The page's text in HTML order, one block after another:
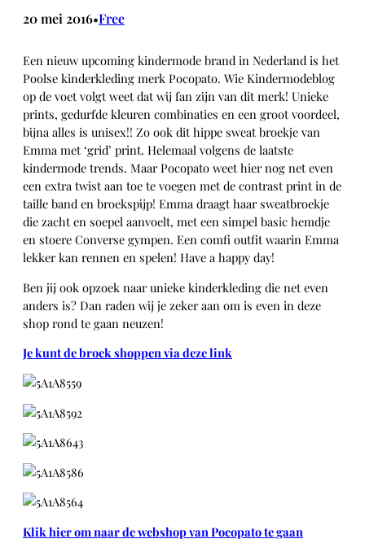
20 mei 2016•Free
Een nieuw upcoming kindermode brand in Nederland is het
Poolse kinderkleding merk Pocopato. Wie Kindermodeblog
op de voet volgt weet dat wij fan zijn van dit merk! Unieke
prints, gedurfde kleuren combinaties en een groot voordeel,
bijna alles is unisex!! Zo ook dit hippe sweat broekje van
Emma met ‘grid’ print. Helemaal volgens de laatste
kindermode trends. Maar Pocopato weet hier nog net even
een extra twist aan toe te voegen met de contrast print in de
taille band en broekspijp! Emma draagt haar sweatbroekje
die zacht en soepel aanvoelt, met een simpel basic hemdje
en stoere Converse gympen. Een comfi outfit waarin Emma
lekker kan rennen en spelen! Have a happy day!
Ben jij ook opzoek naar unieke kinderkleding die net even
anders is? Dan raden wij je zeker aan om is even in deze
shop rond te gaan neuzen!
Je kunt de broek shoppen via deze link
Klik hier om naar de webshop van Pocopato te gaan